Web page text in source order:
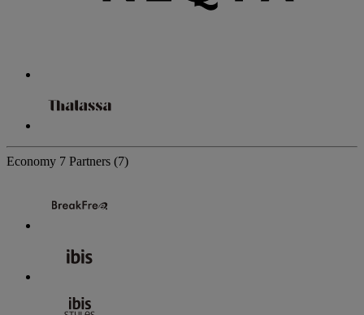
Economy 7 Partners (7)